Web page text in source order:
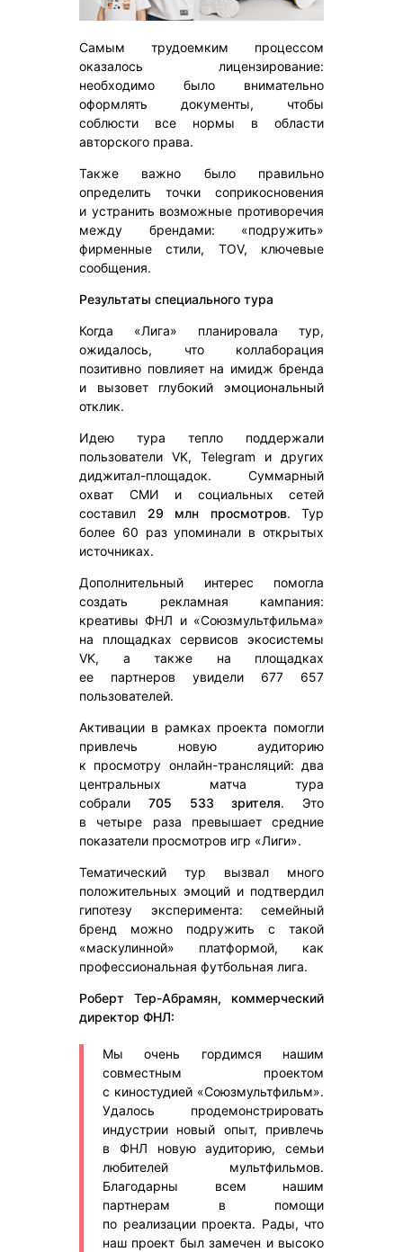
Самым трудоемким процессом
оказалось лицензирование:
необходимо было внимательно
оформлять документы, чтобы
соблюсти все нормы в области
авторского права.
Также важно было правильно
определить точки соприкосновения
и устранить возможные противоречия
между брендами: «подружить»
фирменные стили, TOV, ключевые
сообщения.
Результаты специального тура
Когда «Лига» планировала тур,
ожидалось, что коллаборация
позитивно повлияет на имидж бренда
и вызовет глубокий эмоциональный
отклик.
Идею тура тепло поддержали
пользователи VK, Telegram и других
диджитал-площадок. Суммарный
охват СМИ и социальных сетей
составил 29 млн просмотров. Тур
более 60 раз упоминали в открытых
источниках.
Дополнительный интерес помогла
создать рекламная кампания:
креативы ФНЛ и «Союзмультфильма»
на площадках сервисов экосистемы
VK, а также на площадках
ее партнеров увидели 677 657
пользователей.
Активации в рамках проекта помогли
привлечь новую аудиторию
к просмотру онлайн-трансляций: два
центральных матча тура
собрали 705 533 зрителя. Это
в четыре раза превышает средние
показатели просмотров игр «Лиги».
Тематический тур вызвал много
положительных эмоций и подтвердил
гипотезу эксперимента: семейный
бренд можно подружить с такой
«маскулинной» платформой, как
профессиональная футбольная лига.
Роберт Тер-Абрамян, коммерческий
директор ФНЛ:
Мы очень гордимся нашим
совместным проектом
с киностудией «Союзмультфильм».
Удалось продемонстрировать
индустрии новый опыт, привлечь
в ФНЛ новую аудиторию, семьи
любителей мультфильмов.
Благодарны всем нашим
партнерам в помощи
по реализации проекта. Рады, что
наш проект был замечен и высоко